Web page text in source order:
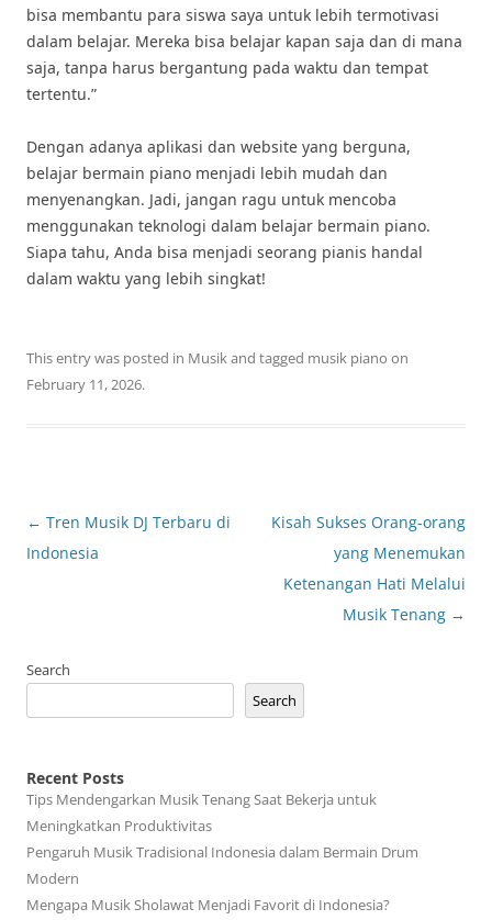
bisa membantu para siswa saya untuk lebih termotivasi
dalam belajar. Mereka bisa belajar kapan saja dan di mana
saja, tanpa harus bergantung pada waktu dan tempat
tertentu.”
Dengan adanya aplikasi dan website yang berguna,
belajar bermain piano menjadi lebih mudah dan
menyenangkan. Jadi, jangan ragu untuk mencoba
menggunakan teknologi dalam belajar bermain piano.
Siapa tahu, Anda bisa menjadi seorang pianis handal
dalam waktu yang lebih singkat!
This entry was posted in Musikand tagged musik piano on
February 11, 2026.
Post
navigation
← Tren Musik DJ Terbaru di
Indonesia
Kisah Sukses Orang-orang
yang Menemukan
Ketenangan Hati Melalui
Musik Tenang →
Search
Search
Recent Posts
Tips Mendengarkan Musik Tenang Saat Bekerja untuk
Meningkatkan Produktivitas
Pengaruh Musik Tradisional Indonesia dalam Bermain Drum
Modern
Mengapa Musik Sholawat Menjadi Favorit di Indonesia?